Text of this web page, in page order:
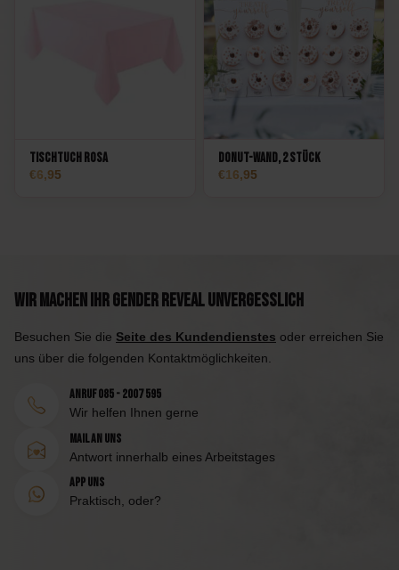
Tischtuch Rosa
6,95
Donut-Wand, 2 Stück
16,95
Wir machen Ihr Gender Reveal unvergesslich
Besuchen Sie die Seite des Kundendienstes oder erreichen Sie
uns über die folgenden Kontaktmöglichkeiten.
Anruf 085 - 2007 595
Wir helfen Ihnen gerne
Mail an uns
Antwort innerhalb eines Arbeitstages
App uns
Praktisch, oder?